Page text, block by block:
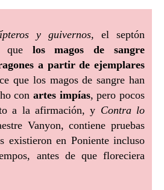
y guivernos, el septón
que los magos de sangre
a partir de ejemplares
que los magos de sangre han
con artes impías, pero pocos
a la afirmación, y Contra lo
Vanyon, contiene pruebas
existieron en Poniente incluso
antes de que floreciera